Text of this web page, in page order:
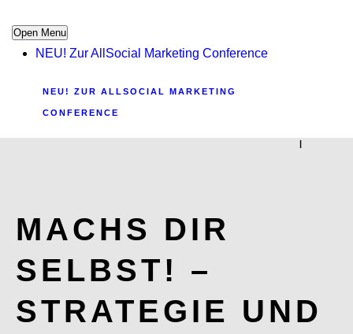
Open Menu
NEU! Zur AllSocial Marketing Conference
NEU! ZUR ALLSOCIAL MARKETING
CONFERENCE
|
MACHS DIR
SELBST! –
STRATEGIE UND